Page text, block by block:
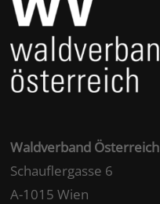
Waldverband Österreich
Schauflergasse 6
A-1015 Wien